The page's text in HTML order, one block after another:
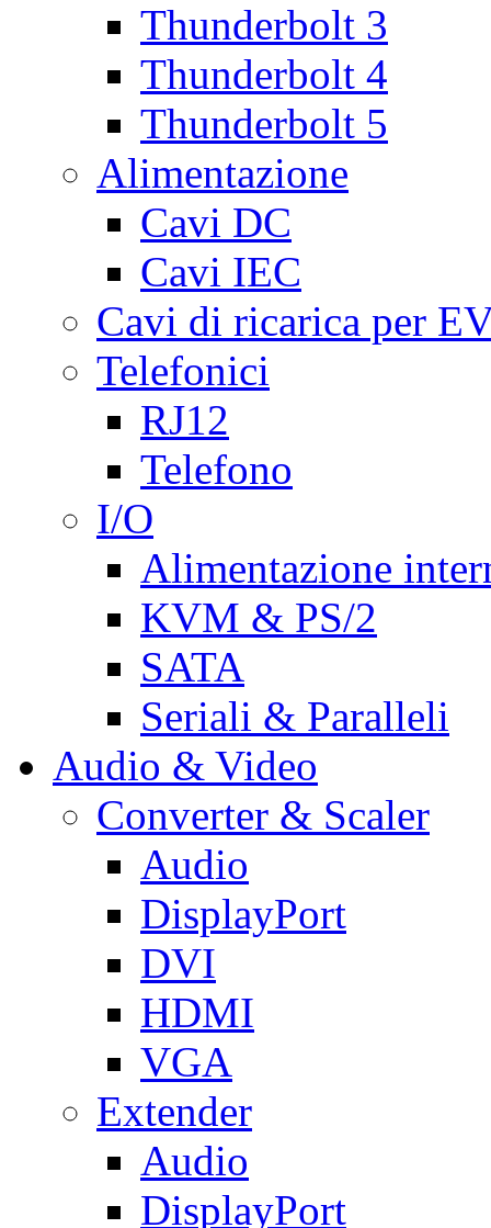
Thunderbolt 3
Thunderbolt 4
Thunderbolt 5
Alimentazione
Cavi DC
Cavi IEC
Cavi di ricarica per
Telefonici
RJ12
Telefono
I/O
Alimentazione
KVM & PS/2
SATA
Seriali & Paralleli
Audio & Video
Converter & Scaler
Audio
DisplayPort
DVI
HDMI
VGA
Extender
Audio
DisplayPort